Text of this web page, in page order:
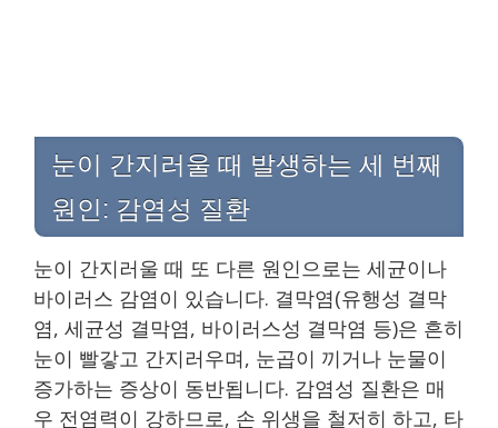
눈이 간지러울 때 발생하는 세 번째
원인: 감염성 질환
눈이 간지러울 때 또 다른 원인으로는 세균이나
바이러스 감염이 있습니다. 결막염(유행성 결막
염, 세균성 결막염, 바이러스성 결막염 등)은 흔히
눈이 빨갛고 간지러우며, 눈곱이 끼거나 눈물이
증가하는 증상이 동반됩니다. 감염성 질환은 매
우 전염력이 강하므로, 손 위생을 철저히 하고, 타